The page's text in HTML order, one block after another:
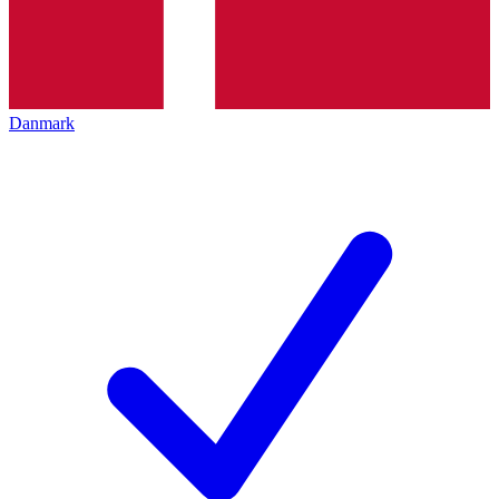
Danmark